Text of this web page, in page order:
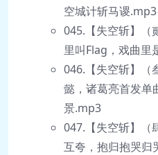
空城计斩马谡.mp3
045.【失空斩】（
里叫Flag，戏曲里
046.【失空斩】（
懿，诸葛亮首发
景.mp3
047.【失空斩】（
互夸，抱归抱哭归